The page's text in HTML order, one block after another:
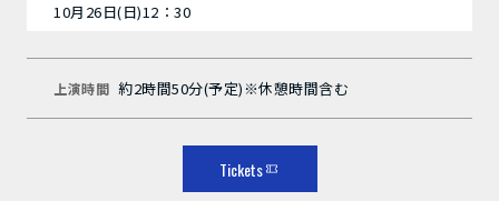
10月26日(日)12：30
上演時間 約2時間50分(予定)※休憩時間含む
Tickets